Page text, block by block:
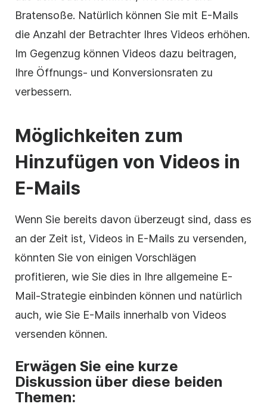
Bratensoße. Natürlich können Sie mit E-Mails
die Anzahl der Betrachter Ihres Videos erhöhen.
Im Gegenzug können Videos dazu beitragen,
Ihre Öffnungs- und Konversionsraten zu
verbessern.
Möglichkeiten zum
Hinzufügen von Videos in
E-Mails
Wenn Sie bereits davon überzeugt sind, dass es
an der Zeit ist, Videos in E-Mails zu versenden,
könnten Sie von einigen Vorschlägen
profitieren, wie Sie dies in Ihre allgemeine E-
Mail-Strategie einbinden können und natürlich
auch, wie Sie E-Mails innerhalb von Videos
versenden können.
Erwägen Sie eine kurze
Diskussion über diese beiden
Themen: